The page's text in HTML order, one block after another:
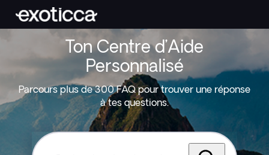
Ton Centre d’Aide
Personnalisé
Parcours plus de 300 FAQ pour trouver une réponse
à tes questions.